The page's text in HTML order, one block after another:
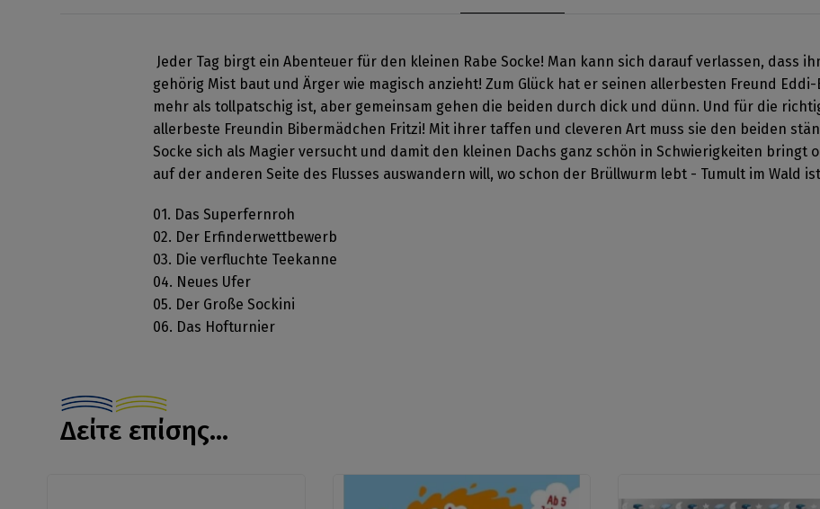
Jeder Tag birgt ein Abenteuer für den kleinen Rabe Socke! Man kann sich darauf verlassen, dass
gehörig Mist baut und Ärger wie magisch anzieht! Zum Glück hat er seinen allerbesten Freund
mehr als tollpatschig ist, aber gemeinsam gehen die beiden durch dick und dünn. Und für die
allerbeste Freundin Bibermädchen Fritzi! Mit ihrer taffen und cleveren Art muss sie den beiden
Socke sich als Magier versucht und damit den kleinen Dachs ganz schön in Schwierigkeiten bringt
auf der anderen Seite des Flusses auswandern will, wo schon der Brüllwurm lebt - Tumult im Wald
01. Das Superfernroh
02. Der Erfinderwettbewerb
03. Die verfluchte Teekanne
04. Neues Ufer
05. Der Große Sockini
06. Das Hofturnier
Δείτε επίσης...